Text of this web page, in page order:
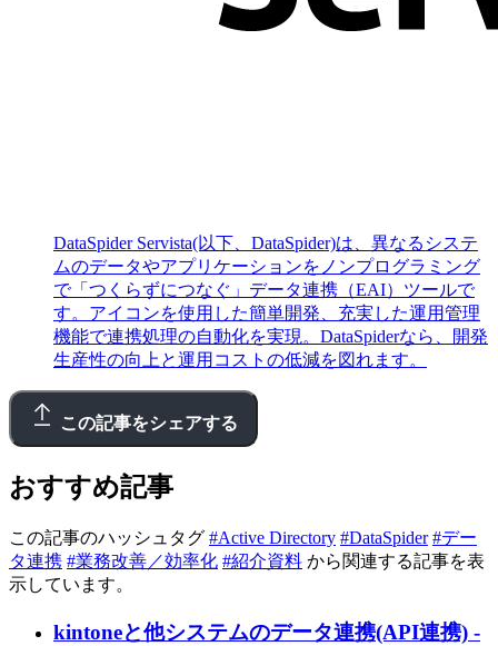
DataSpider Servista(以下、DataSpider)は、異なるシステ
ムのデータやアプリケーションをノンプログラミング
で「つくらずにつなぐ」データ連携（EAI）ツールで
す。アイコンを使用した簡単開発、充実した運用管理
機能で連携処理の自動化を実現。DataSpiderなら、開発
生産性の向上と運用コストの低減を図れます。
この記事をシェアする
おすすめ記事
この記事のハッシュタグ #Active Directory #DataSpider #デー
タ連携 #業務改善／効率化 #紹介資料 から関連する記事を表
示しています。
kintoneと他システムのデータ連携(API連携) -